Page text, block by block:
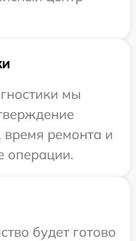
мы
время ремонта и
операции.
будет готово